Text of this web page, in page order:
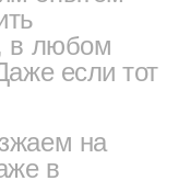
в любом
если тот
на
в